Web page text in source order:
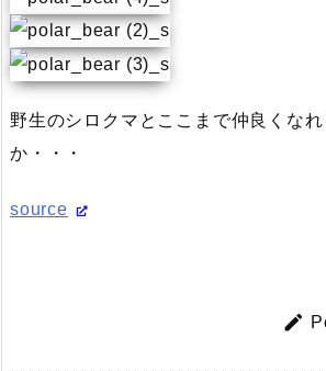
野生のシロクマとここまで仲良くな
か・・・
source
